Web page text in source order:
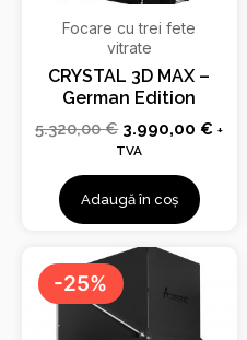
Focare cu trei fete
vitrate
CRYSTAL 3D MAX –
German Edition
5.320,00€ 3.990,00€ +
TVA
Adaugă în coș
-25%
Prețul
inițial
fost: